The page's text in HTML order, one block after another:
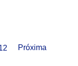
Próxima